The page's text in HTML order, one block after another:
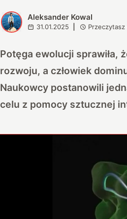
A Aleksander Kowal
31.01.2025 Przeczytasz
Potęga ewolucji sprawiła,
rozwoju, a człowiek
Naukowcy postanowili
celu z pomocy sztucznej